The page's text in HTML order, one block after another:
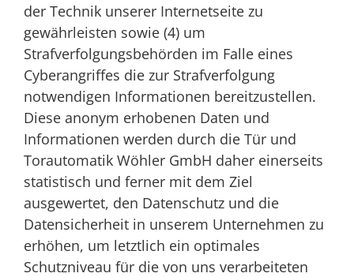
der Technik unserer Internetseite zu
gewährleisten sowie (4) um
Strafverfolgungsbehörden im Falle eines
Cyberangriffes die zur Strafverfolgung
notwendigen Informationen bereitzustellen.
Diese anonym erhobenen Daten und
Informationen werden durch die Tür und
Torautomatik Wöhler GmbH daher einerseits
statistisch und ferner mit dem Ziel
ausgewertet, den Datenschutz und die
Datensicherheit in unserem Unternehmen zu
erhöhen, um letztlich ein optimales
Schutzniveau für die von uns verarbeiteten